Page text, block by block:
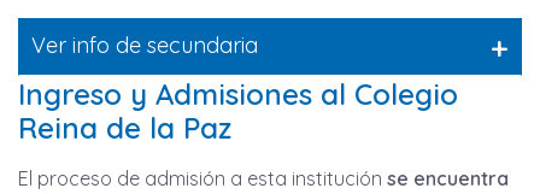
Ver info de secundaria +
Ingreso y Admisiones al Colegio
Reina de la Paz
El proceso de admisión a esta institución se encuentra